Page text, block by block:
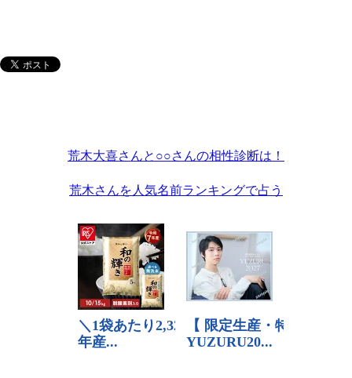
荒木大喜さんと○○さんの相性診断は！
荒木さんを人気名前ランキングで占う